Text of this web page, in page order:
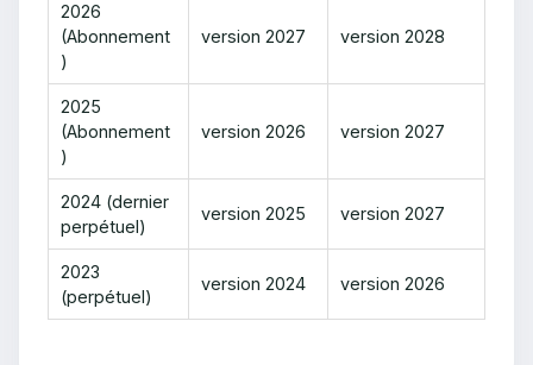
2026
(Abonnement
)
version 2027 version 2028
2025
(Abonnement
)
version 2026 version 2027
2024 (dernier
perpétuel)
version 2025 version 2027
2023
(perpétuel)
version 2024 version 2026